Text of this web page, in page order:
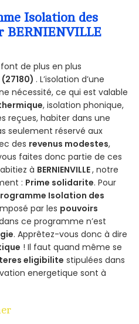
Isolation des
BERNIENVILLE
de plus en plus
(27180) . L’isolation d’une
nécessité, ce qui est valable
, isolation phonique,
reçues, habiter dans une
seulement réservé aux
des revenus modestes,
faites donc partie de ces
à BERNIENVILLE, notre
: Prime solidarite. Pour
Isolation des
par les pouvoirs
ce programme n’est
. Apprêtez-vous donc à dire
! Il faut quand même se
eligibilite stipulées dans
energetique sont à